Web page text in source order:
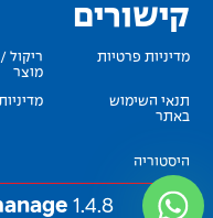
קישורים
מדיניות פרטיות
ריקול
מוצר
תנאי השימוש
באתר
היסטוריה
1.4.8